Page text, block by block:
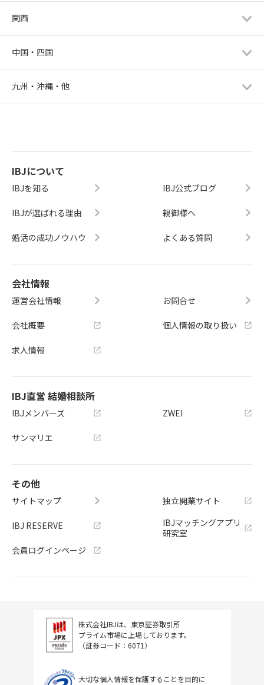
関西
中国・四国
九州・沖縄・他
IBJについて
IBJを知る
IBJが選ばれる理由
婚活の成功ノウハウ
IBJ公式ブログ
親御様へ
よくある質問
会社情報
運営会社情報
会社概要
求人情報
お問合せ
個人情報の取り扱い
IBJ直営 結婚相談所
IBJメンバーズ
サンマリエ
ZWEI
その他
サイトマップ
IBJ RESERVE
会員ログインページ
独立開業サイト
IBJマッチングアプリ
研究室
株式会社IBJは、東京証券取引所
プライム市場に上場しております。
（証券コード：6071）
大切な個人情報を保護することを目的に